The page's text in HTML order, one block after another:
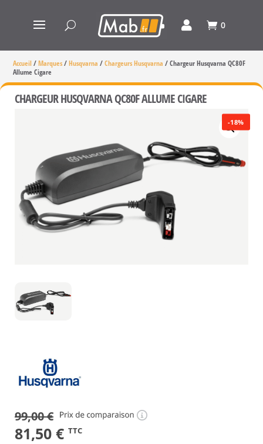
0
Accueil/Marques/Husqvarna /Chargeurs Husqvarna /Chargeur Husqvarna QC80F
Allume Cigare
CHARGEUR HUSQVARNA QC80F ALLUME CIGARE
-18%
99,00€
Le
81,50 €Le
TTC